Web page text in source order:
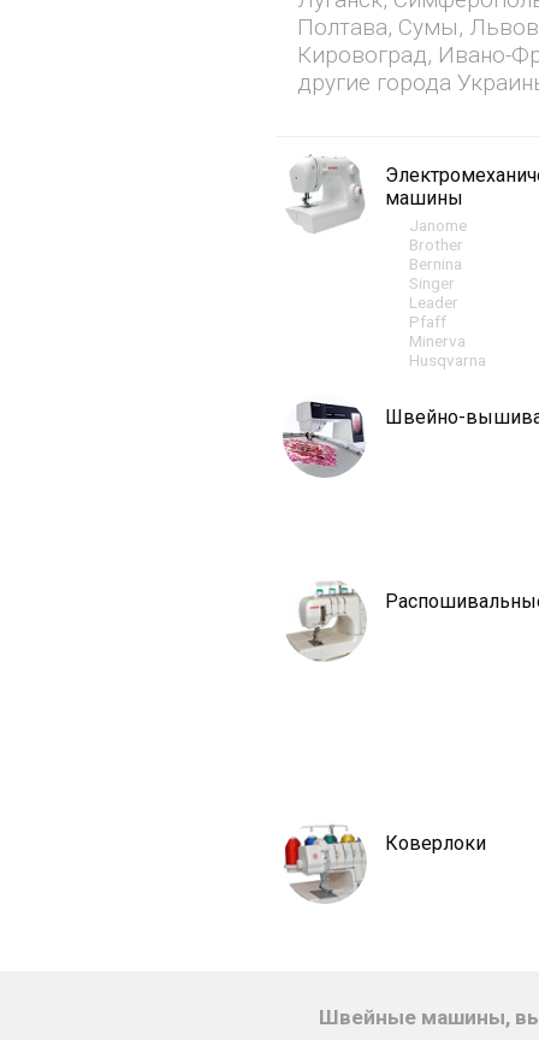
Полтава, Сумы,
Кировоград, Ивано-
другие города
машины
Janome
Brother
Bernina
Singer
Leader
Pfaff
Minerva
Husqvarna
Швейно-
Коверлоки
Швейные машины,